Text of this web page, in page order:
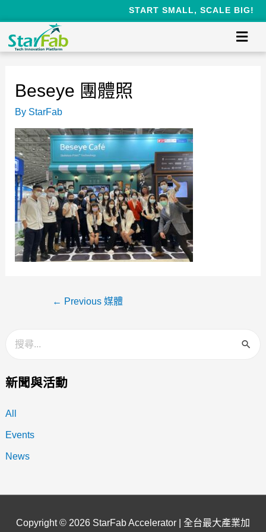
START SMALL, SCALE BIG!
新聞與活動
All
Events
News
Beseye 團體照
By StarFab
← Previous 媒體
Copyright © 2026 StarFab Accelerator | 全台最大產業加